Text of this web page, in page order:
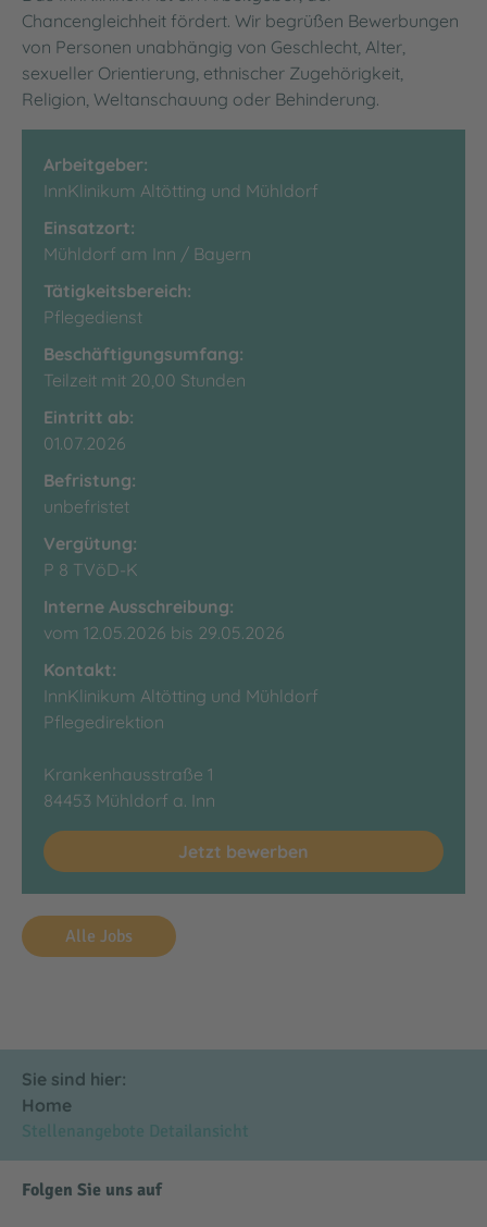
Chancengleichheit fördert. Wir begrüßen Bewerbungen
von Personen unabhängig von Geschlecht, Alter,
sexueller Orientierung, ethnischer Zugehörigkeit,
Religion, Weltanschauung oder Behinderung.
Arbeitgeber:
InnKlinikum Altötting und Mühldorf
Einsatzort:
Mühldorf am Inn / Bayern
Tätigkeitsbereich:
Pflegedienst
Beschäftigungsumfang:
Teilzeit mit 20,00 Stunden
Eintritt ab:
01.07.2026
Befristung:
unbefristet
Vergütung:
P 8 TVöD-K
Interne Ausschreibung:
vom 12.05.2026 bis 29.05.2026
Kontakt:
InnKlinikum Altötting und Mühldorf
Pflegedirektion
Krankenhausstraße 1
84453 Mühldorf a. Inn
Jetzt bewerben
Alle Jobs
Sie sind hier:
Home
Stellenangebote Detailansicht
Folgen Sie uns auf